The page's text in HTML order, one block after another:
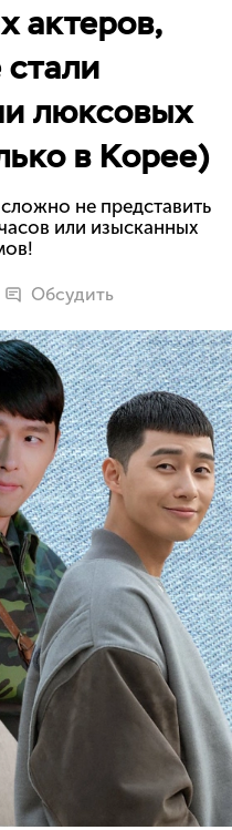
актеров,
люксовых
в Корее)
не представить
или изысканных
Обсудить